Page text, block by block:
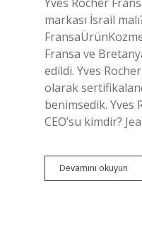
markası İsrail
Fransa ve
edildi. Yves
olarak
benimsedik. Yves
CEO’su kimdir?
Devamını okuyun